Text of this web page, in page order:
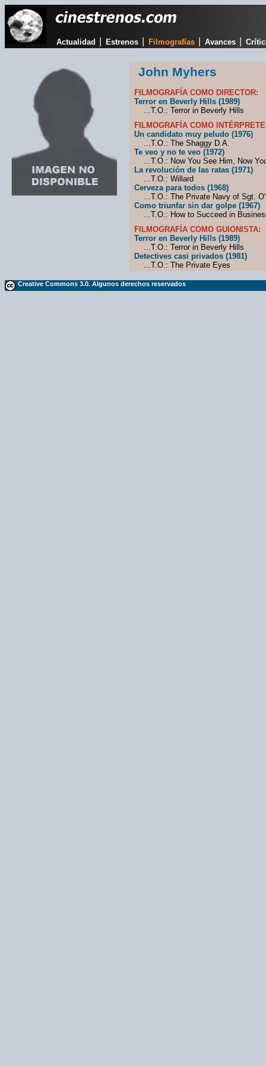
Actualidad Estrenos Filmografías Avances
John Myhers
FILMOGRAFÍA COMO DIRECTOR:
Terror en Beverly Hills (1989)
...T.O.: Terror in Beverly Hills
FILMOGRAFÍA COMO
Un candidato muy peludo (1976)
...T.O.: The Shaggy D.A.
Te veo y no te veo (1972)
...T.O.: Now You See Him, Now
La revolución de las ratas (1971)
...T.O.: Willard
Cerveza para todos (1968)
...T.O.: The Private Navy of Sgt.
Como triunfar sin dar golpe (1967)
...T.O.: How to Succeed in
FILMOGRAFÍA COMO GUIONISTA:
Terror en Beverly Hills (1989)
...T.O.: Terror in Beverly Hills
Detectives casi privados (1981)
...T.O.: The Private Eyes
Creative Commons 3.0. Algunos derechos reservados